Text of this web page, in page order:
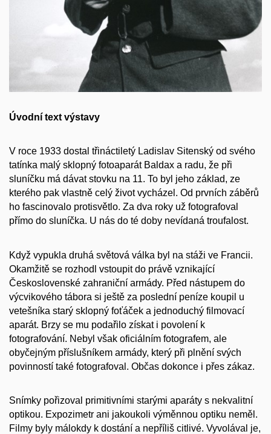
Úvodní text výstavy
V roce 1933 dostal třináctiletý Ladislav Sitenský od svého
tatínka malý sklopný fotoaparát Baldax a radu, že při
sluníčku má dávat stovku na 11. To byl jeho základ, ze
kterého pak vlastně celý život vycházel. Od prvních záběrů
ho fascinovalo protisvětlo. Za dva roky už fotografoval
přímo do sluníčka. U nás do té doby nevídaná troufalost.
Když vypukla druhá světová válka byl na stáži ve Francii.
Okamžitě se rozhodl vstoupit do právě vznikající
Československé zahraniční armády. Před nástupem do
výcvikového tábora si ještě za poslední peníze koupil u
vetešníka starý sklopný foťáček a jednoduchý filmovací
aparát. Brzy se mu podařilo získat i povolení k
fotografování. Nebyl však oficiálním fotografem, ale
obyčejným příslušníkem armády, který při plnění svých
povinností také fotografoval. Občas dokonce i přes zákaz.
Snímky pořizoval primitivními starými aparáty s nekvalitní
optikou. Expozimetr ani jakoukoli výměnnou optiku neměl.
Filmy byly málokdy k dostání a nepříliš citlivé. Vyvolával je,